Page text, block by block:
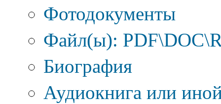
Фотодокументы
Файл(ы):
Биография
Аудиокнига или